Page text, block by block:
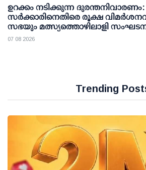
ഉറക്കം നടിക്കുന്ന ദുരന്തനിവാരണം:
സര്‍ക്കാരിനെതിരെ രൂക്ഷ
സഭയും മത്സ്യത്തൊഴിലാളി
07 08 2026
Trending